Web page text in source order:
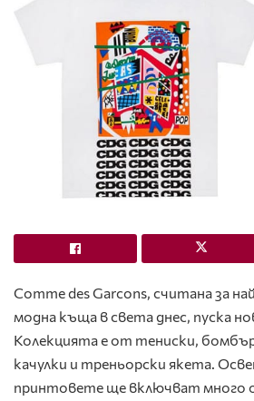
Comme des Garcons, считана за
модна къща в света днес, пуска
Колекцията е от тениски,
качулки и треньорски якета.
принтовете ще включват много